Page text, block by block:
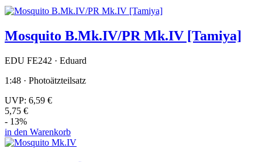
Mosquito B.Mk.IV/PR Mk.IV [Tamiya]
EDU FE242 · Eduard
1:48 · Photoätzteilsatz
UVP: 6,59 €
5,75 €
- 13%
in den Warenkorb